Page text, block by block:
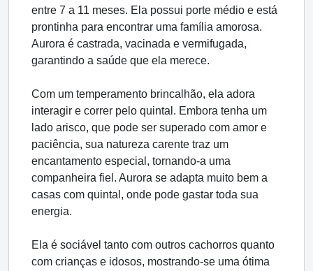
entre 7 a 11 meses. Ela possui porte médio e está
prontinha para encontrar uma família amorosa.
Aurora é castrada, vacinada e vermifugada,
garantindo a saúde que ela merece.
Com um temperamento brincalhão, ela adora
interagir e correr pelo quintal. Embora tenha um
lado arisco, que pode ser superado com amor e
paciência, sua natureza carente traz um
encantamento especial, tornando-a uma
companheira fiel. Aurora se adapta muito bem a
casas com quintal, onde pode gastar toda sua
energia.
Ela é sociável tanto com outros cachorros quanto
com crianças e idosos, mostrando-se uma ótima